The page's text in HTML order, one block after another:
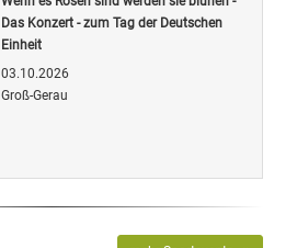
Das Konzert - zum Tag der Deutschen
Einheit
03.10.2026
Groß-Gerau